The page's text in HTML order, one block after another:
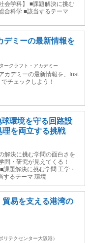
会学科】 ■課題解決に挑む
合科学 ■該当するテーマ
デミーの最新情報を
ークラフト・アカデミー
カデミーの最新情報を、Inst
チェックしよう！
環境を守る回路設
を両立する挑戦
解決に挑む学問の面白さを
問・研究が見えてくる！
課題解決に挑む学問 工学・
するテーマ 環境
易を支える港湾の
テクセンター大阪港）